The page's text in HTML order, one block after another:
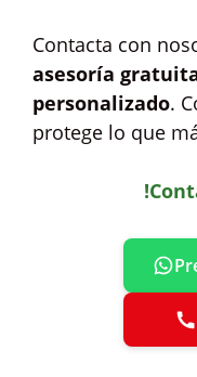
Contacta con
asesoría
personalizado.
protege lo que